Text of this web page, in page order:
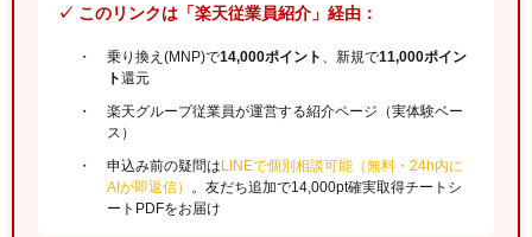
✓ このリンクは「楽天従業員紹介」経由：
乗り換え(MNP)で14,000ポイント 、新規で11,000ポイン
ト還元
楽天グループ従業員が運営する紹介ページ（実体験ベー
ス）
申込み前の疑問はLINEで個別相談可能（無料・24h内に
AIが即返信）
。友だち追加で14,000pt確実取得チートシ
ートPDFをお届け